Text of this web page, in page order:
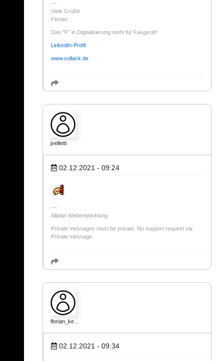
Viele Grüße
Florian
Das "F" in Digitalisierung steht für Faxgerät!
LinkedIn-Profil
www.vollack.de
jvelletti
02.12.2021 - 09:24
Allplan Webentwicklung
Private messages must be private. No support request via
Private message.
florian_ke…
02.12.2021 - 09:34